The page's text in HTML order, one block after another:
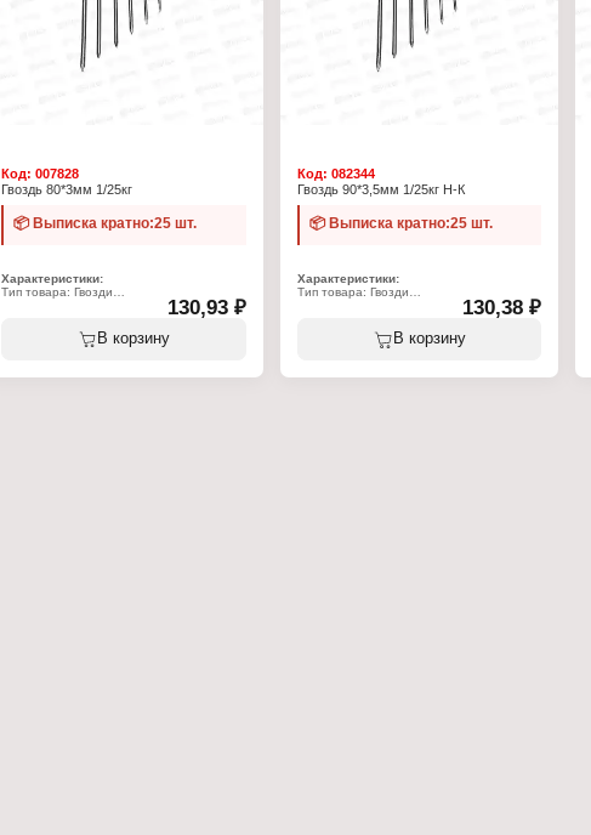
Код:007828
Гвоздь 80*3мм 1/25кг
📦 Выписка кратно:25 шт.
Характеристики:
Тип товара: Гвозди
Диаметр, мм: 3
Материал: сталь
130,93 ₽
В корзину
Код: 082344
Гвоздь 90*3,5мм 1/25кг Н-К
📦 Выписка кратно:25 шт.
Характеристики:
Тип товара: Гвозди
Диаметр, мм: 3,5
Материал: сталь
130,38 ₽
В корзину